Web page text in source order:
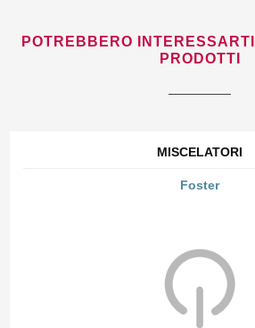
POTREBBERO
PRODOTTI
MISCELATORI
Foster